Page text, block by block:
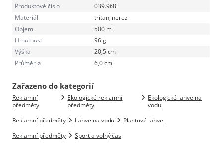
Produktové číslo
039.968
Materiál
tritan, nerez
Objem
500 ml
Hmotnost
96 g
Výška
20,5 cm
Průměr ø
6,0 cm
Zařazeno do kategorií
Reklamní
předměty
Ekologické reklamní
předměty
Ekologické lahve na
vodu
Reklamní předměty
Lahve na vodu
Plastové lahve
Reklamní předměty
Sport a volný čas